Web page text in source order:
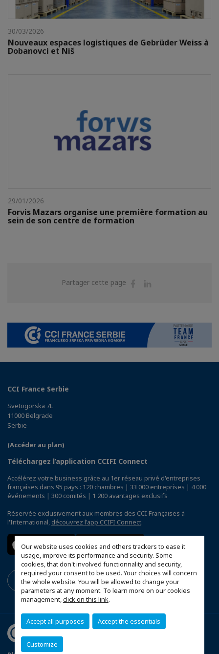
Our website uses cookies and others trackers to ease it
usage, improve its performance and security. Some
cookies, that don't involved functionnality and security,
required your consent to be used. Your choices will concern
the whole website. You will be allowed to change your
parameters at any moment. To learn more on our cookies
management,click on this link.
Accept all purposes Accept the essentials
Customize
30/03/2026
Nouveaux espaces logistiques de Gebrüder Weiss à
Dobanovci et Niš
29/01/2026
Forvis Mazars organise une première formation au
sein de son centre de formation
Partager cette page
Partager
CCI France Serbie
Svetogorska 7L
11000 Belgrade
Serbie
(Accéder au plan)
Téléchargez l’application CCIFI Connect
Accélérez votre business grâce au 1er réseau privé d'entreprises
françaises dans 95 pays : 120 chambres | 33 000 entreprises | 4 000
événements | 300 comités | 1 200 avantages exclusifs
Réservée exclusivement aux membres des CCI Françaises à
l'International, découvrez l'app CCIFI Connect.